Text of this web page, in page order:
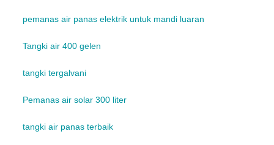
pemanas air panas elektrik untuk mandi luaran
Tangki air 400 gelen
tangki tergalvani
Pemanas air solar 300 liter
tangki air panas terbaik